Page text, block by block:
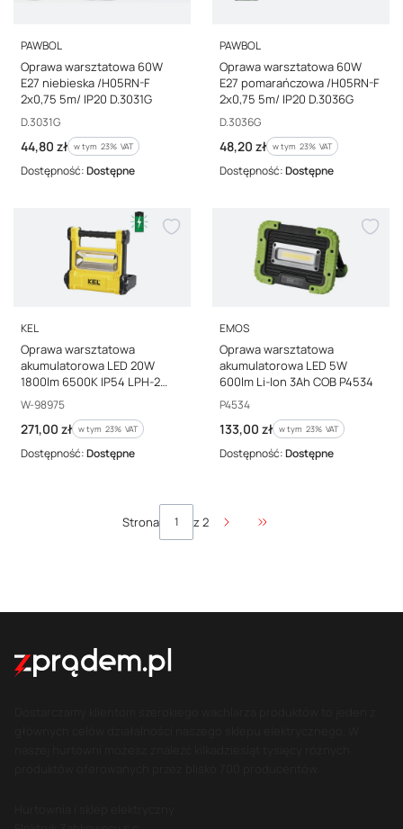
PRODUCENT
PAWBOL
Oprawa warsztatowa 60W
E27 niebieska /H05RN-F
2x0,75 5m/ IP20 D.3031G
Kod producenta
D.3031G
Cena brutto
44,80 zł w tym %s VAT
w tym 23% VAT
Dostępność:Dostępne
PRODUCENT
PAWBOL
Oprawa warsztatowa 60W
E27 pomarańczowa /H05RN-F
2x0,75 5m/ IP20 D.3036G
Kod producenta
D.3036G
Cena brutto
48,20 zł w tym %s VAT
w tym 23% VAT
Dostępność:Dostępne
PRODUCENT
KEL
Oprawa warsztatowa
akumulatorowa LED 20W
1800lm 6500K IP54 LPH-2
ACU
Kod producenta
W-98975
Cena brutto
271,00 zł w tym %s VAT
w tym 23% VAT
Dostępność:Dostępne
PRODUCENT
EMOS
Oprawa warsztatowa
akumulatorowa LED 5W
600lm Li-Ion 3Ah COB P4534
Kod producenta
P4534
Cena brutto
133,00 zł w tym %s VAT
w tym 23% VAT
Dostępność:Dostępne
Strona z 2
Przejdź do ostatniej